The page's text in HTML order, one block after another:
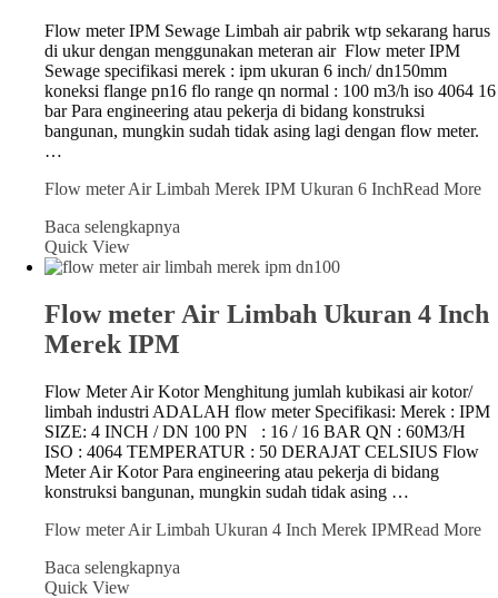
Flow meter IPM Sewage Limbah air pabrik wtp sekarang harus
di ukur dengan menggunakan meteran air Flow meter IPM
Sewage specifikasi merek : ipm ukuran 6 inch/ dn150mm
koneksi flange pn16 flo range qn normal : 100 m3/h iso 4064 16
bar Para engineering atau pekerja di bidang konstruksi
bangunan, mungkin sudah tidak asing lagi dengan flow meter.
…
Flow meter Air Limbah Merek IPM Ukuran 6 InchRead More
Baca selengkapnya
Quick View
Flow meter Air Limbah Ukuran 4 Inch
Merek IPM
Flow Meter Air Kotor Menghitung jumlah kubikasi air kotor/
limbah industri ADALAH flow meter Specifikasi: Merek : IPM
SIZE: 4 INCH / DN 100 PN : 16 / 16 BAR QN : 60M3/H
ISO : 4064 TEMPERATUR : 50 DERAJAT CELSIUS Flow
Meter Air Kotor Para engineering atau pekerja di bidang
konstruksi bangunan, mungkin sudah tidak asing …
Flow meter Air Limbah Ukuran 4 Inch Merek IPMRead More
Baca selengkapnya
Quick View